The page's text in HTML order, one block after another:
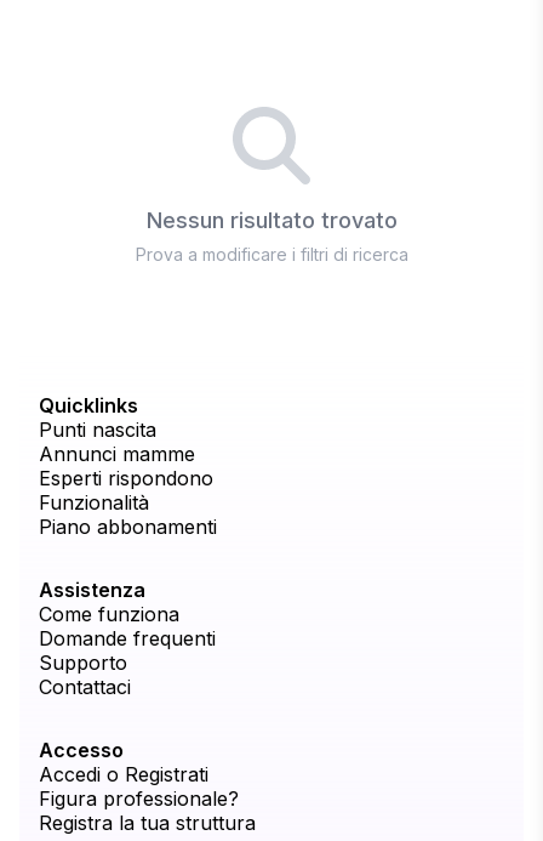
Nessun risultato trovato
Prova a modificare i filtri di ricerca
Quicklinks
Punti nascita
Annunci mamme
Esperti rispondono
Funzionalità
Piano abbonamenti
Assistenza
Come funziona
Domande frequenti
Supporto
Contattaci
Accesso
Accedi o Registrati
Figura professionale?
Registra la tua struttura